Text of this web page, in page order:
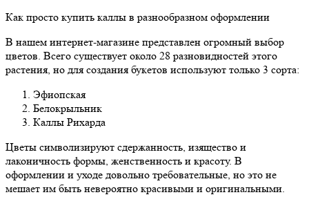
Как просто купить каллы в разнообразном оформлении
В нашем интернет-магазине представлен огромный выбор
цветов. Всего существует около 28 разновидностей этого
растения, но для создания букетов используют только 3 сорта:
Эфиопская
Белокрыльник
Каллы Рихарда
Цветы символизируют сдержанность, изящество и
лаконичность формы, женственность и красоту. В
оформлении и уходе довольно требовательные, но это не
мешает им быть невероятно красивыми и оригинальными.